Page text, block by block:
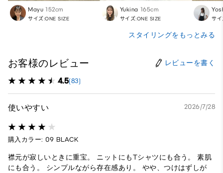
Mayu 152cm
サイズ:ONE SIZE
Yukina 165cm
サイズ:ONE SIZE サ
スタイリングをもっとみる
お客様のレビュー レビューを書く
4.5(83)
使いやすい 2026/7/28
購入カラー: 09 BLACK
襟元が寂しいときに重宝。 ニットにもTシャツにも合う。 素肌
にも合う。 シンプルながら存在感あり。 やや、つけはずしが